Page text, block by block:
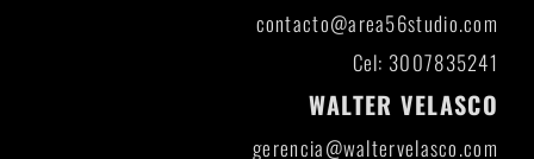
contacto@area56studio.com
Cel: 3007835241
WALTER VELASCO
gerencia@waltervelasco.com